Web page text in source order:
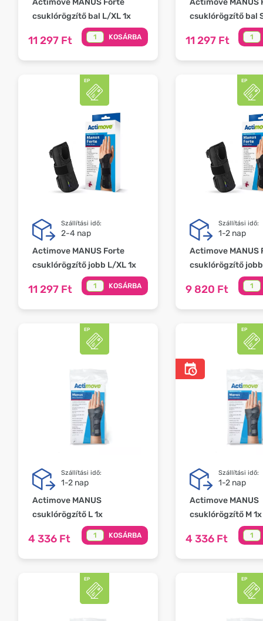
csuklórögzítő bal L/XL 1x
11 297 Ft KOSÁRBA
csuklórögzítő bal
11 297 Ft
Szállítási idő:
2-4 nap
Actimove MANUS Forte
csuklórögzítő jobb L/XL 1x
11 297 Ft KOSÁRBA
Szállítási idő:
1-2 nap
Actimove MANUS
csuklórögzítő jobb
9 820 Ft
Szállítási idő:
1-2 nap
Actimove MANUS
csuklórögzítő L 1x
4 336 Ft KOSÁRBA
Szállítási idő:
1-2 nap
Actimove MANUS
csuklórögzítő M 1x
4 336 Ft